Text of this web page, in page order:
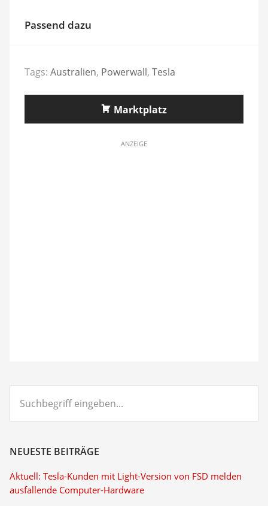
Passend dazu
Tags: Australien, Powerwall, Tesla
Marktplatz
ANZEIGE
eingeben...
NEUESTE BEITRÄGE
Aktuell: Tesla-Kunden mit Light-Version von FSD melden
ausfallende Computer-Hardware